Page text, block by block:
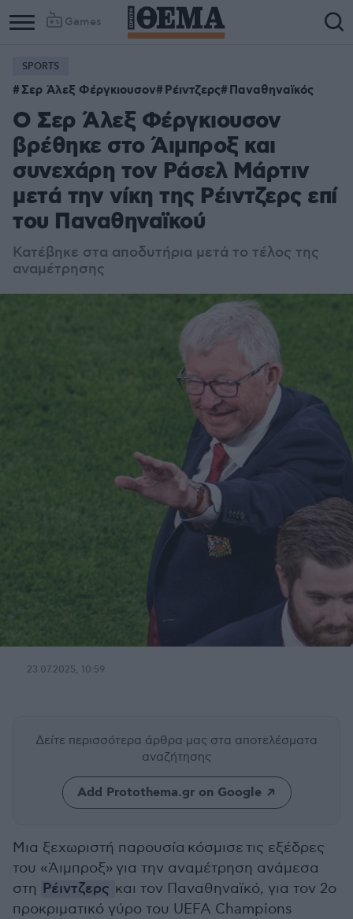
Games
SPORTS
Σερ Άλεξ Φέργκιουσον Ρέιντζερς Παναθηναϊκός
Ο Σερ Άλεξ Φέργκιουσον
βρέθηκε στο Άιμπροξ και
συνεχάρη τον Ράσελ Μάρτιν
μετά την νίκη της Ρέιντζερς επί
του Παναθηναϊκού
Κατέβηκε στα αποδυτήρια μετά το τέλος της
αναμέτρησης
23.07.2025, 10:59
Δείτε περισσότερα άρθρα μας στα αποτελέσματα
αναζήτησης
Add Protothema.gr on Google
Μια ξεχωριστή παρουσία κόσμισε τις εξέδρες
του «Άιμπροξ» για την αναμέτρηση ανάμεσα
στη Ρέιντζερς και τον Παναθηναϊκό, για τον 2ο
προκριματικό γύρο του UEFA Champions